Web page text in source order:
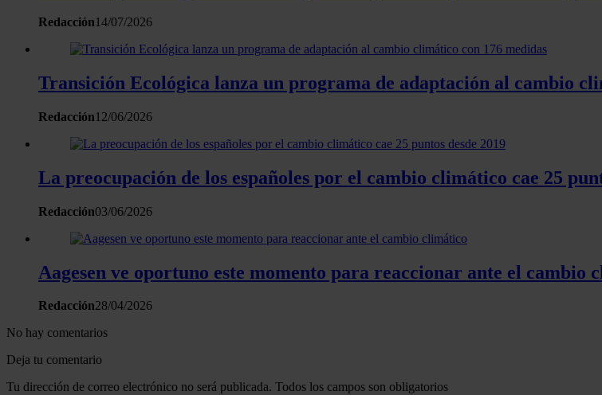
Redacción14/07/2026
Transición Ecológica lanza un programa de adaptación al cambio
Redacción12/06/2026
La preocupación de los españoles por el cambio climático cae 25
Redacción03/06/2026
Aagesen ve oportuno este momento para reaccionar ante el cambio
Redacción28/04/2026
No hay comentarios
Deja tu comentario
Tu dirección de correo electrónico no será publicada. Todos los campos son obligatorios